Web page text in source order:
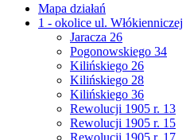
Mapa działań
1 - okolice ul. Włókienniczej
Jaracza 26
Pogonowskiego 34
Kilińskiego 26
Kilińskiego 28
Kilińskiego 36
Rewolucji 1905 r. 13
Rewolucji 1905 r. 15
Rewolucji 1905 r. 17